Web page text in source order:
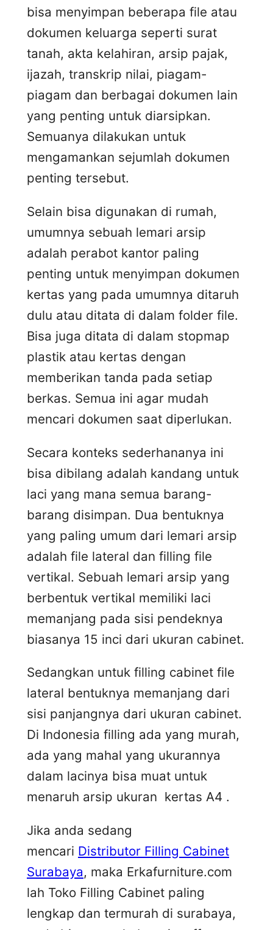
bisa menyimpan beberapa file atau
dokumen keluarga seperti surat
tanah, akta kelahiran, arsip pajak,
ijazah, transkrip nilai, piagam-
piagam dan berbagai dokumen lain
yang penting untuk diarsipkan.
Semuanya dilakukan untuk
mengamankan sejumlah dokumen
penting tersebut.
Selain bisa digunakan di rumah,
umumnya sebuah lemari arsip
adalah perabot kantor paling
penting untuk menyimpan dokumen
kertas yang pada umumnya ditaruh
dulu atau ditata di dalam folder file.
Bisa juga ditata di dalam stopmap
plastik atau kertas dengan
memberikan tanda pada setiap
berkas. Semua ini agar mudah
mencari dokumen saat diperlukan.
Secara konteks sederhananya ini
bisa dibilang adalah kandang untuk
laci yang mana semua barang-
barang disimpan. Dua bentuknya
yang paling umum dari lemari arsip
adalah file lateral dan filling file
vertikal. Sebuah lemari arsip yang
berbentuk vertikal memiliki laci
memanjang pada sisi pendeknya
biasanya 15 inci dari ukuran cabinet.
Sedangkan untuk filling cabinet file
lateral bentuknya memanjang dari
sisi panjangnya dari ukuran cabinet.
Di Indonesia filling ada yang murah,
ada yang mahal yang ukurannya
dalam lacinya bisa muat untuk
menaruh arsip ukuran kertas A4 .
Jika anda sedang
mencari Distributor Filling Cabinet
Surabaya, maka Erkafurniture.com
lah Toko Filling Cabinet paling
lengkap dan termurah di surabaya,